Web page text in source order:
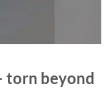
torn beyond